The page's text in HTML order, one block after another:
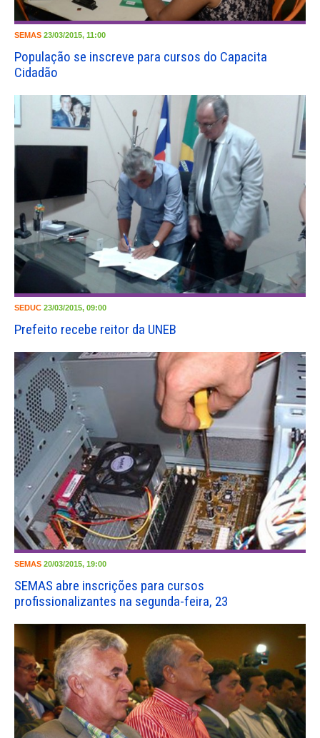
SEMAS 23/03/2015, 11:00
População se inscreve para cursos do Capacita
Cidadão
SEDUC 23/03/2015, 09:00
Prefeito recebe reitor da UNEB
SEMAS 20/03/2015, 19:00
SEMAS abre inscrições para cursos
profissionalizantes na segunda-feira, 23